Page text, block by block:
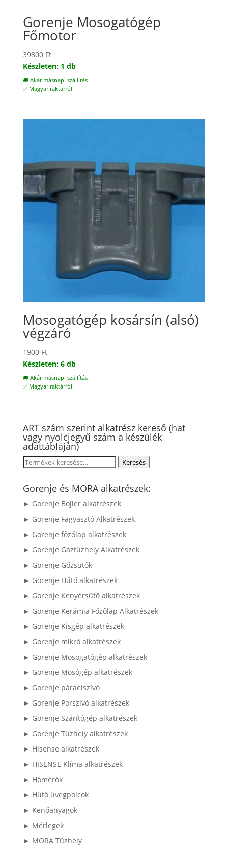
Gorenje Mosogatógép
Főmotor
39800 Ft
Készleten: 1 db
🚚 Akár másnapi szállítás
✅ Magyar raktárról
Mosogatógép kosársín (alsó)
végzáró
1900 Ft
Készleten: 6 db
🚚 Akár másnapi szállítás
✅ Magyar raktárról
ART szám szerint alkatrész kereső (hat
vagy nyolcjegyű szám a készülék
adattábláján)
Keresés
következőre:
Keresés
Gorenje és MORA alkatrészek:
► Gorenje Bojler alkatrészek
► Gorenje Fagyasztó Alkatrészek
► Gorenje főzőlap alkatrészek
► Gorenje Gáztűzhely Alkatrészek
► Gorenje Gőzsütők
► Gorenje Hűtő alkatrészek
► Gorenje Kenyérsütő alkatrészek
► Gorenje Kerámia Főzőlap Alkatrészek
► Gorenje Kisgép alkatrészek
► Gorenje mikró alkatrészek
► Gorenje Mosogatógép alkatrészek
► Gorenje Mosógép alkatrészek
► Gorenje páraelszívó
► Gorenje Porszívó alkatrészek
► Gorenje Szárítógép alkatrészek
► Gorenje Tűzhely alkatrészek
► Hisense alkatrészek
► HISENSE Klíma alkatrészek
► Hőmérők
► Hűtő üvegpolcok
► Kenőanyagok
► Mérlegek
► MORA Tűzhely